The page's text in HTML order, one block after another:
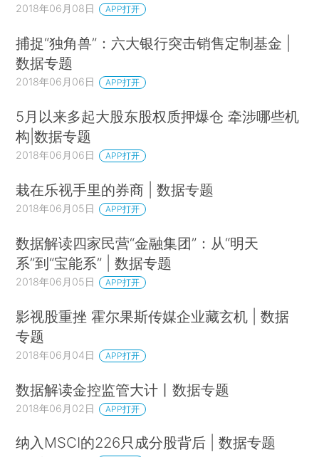
2018年06月08日 APP打开
捕捉“独角兽”：六大银行突击销售定制基金 |
数据专题
2018年06月06日 APP打开
5月以来多起大股东股权质押爆仓 牵涉哪些机
构|数据专题
2018年06月06日 APP打开
栽在乐视手里的券商 | 数据专题
2018年06月05日 APP打开
数据解读四家民营“金融集团”：从“明天
系”到“宝能系” | 数据专题
2018年06月05日 APP打开
影视股重挫 霍尔果斯传媒企业藏玄机 | 数据
专题
2018年06月04日 APP打开
数据解读金控监管大计丨数据专题
2018年06月02日 APP打开
纳入MSCI的226只成分股背后 | 数据专题